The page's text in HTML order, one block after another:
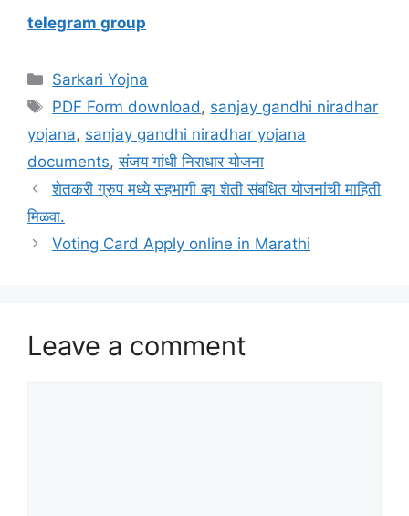
telegram group
Categories
Sarkari Yojna
Tags
PDF Form download , sanjay gandhi niradhar
yojana, sanjay gandhi niradhar yojana
documents,संजय गांधी निराधार योजना
शेतकरी ग्रुप मध्ये सहभागी व्हा शेती संबधित योजनांची माहिती
मिळवा.
Voting Card Apply online in Marathi
Leave a comment